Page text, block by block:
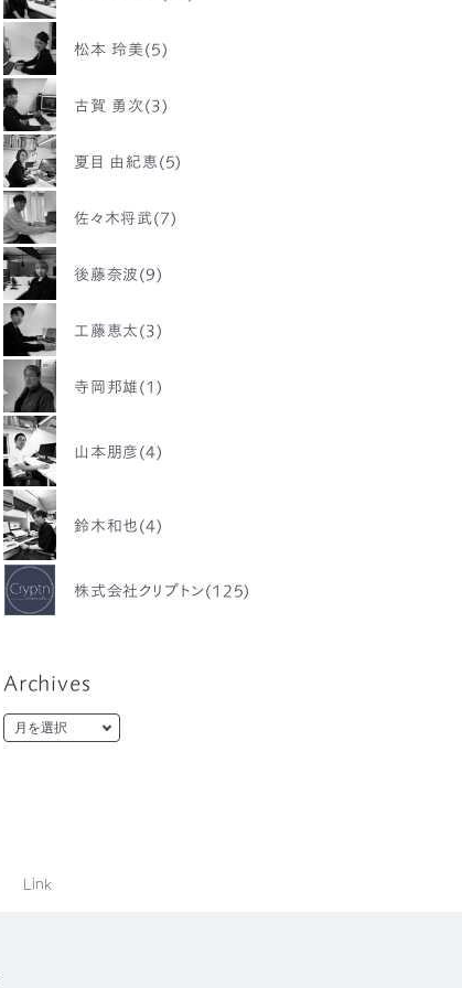
松本 玲美(5)
古賀 勇次(3)
夏目 由紀恵(5)
佐々木将武(7)
後藤奈波(9)
工藤恵太(3)
寺岡邦雄(1)
山本朋彦(4)
鈴木和也(4)
株式会社クリプトン(125)
Archives
Link